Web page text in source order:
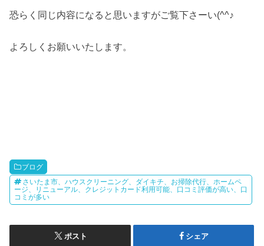
恐らく同じ内容になると思いますがご覧下さーい(^^♪
よろしくお願いいたします。
ブログ
さいたま市、ハウスクリーニング、ダイキチ、お掃除代行、ホームペ
ージ、リニューアル、クレジットカード利用可能、口コミ評価が高い、口
コミが多い
ポスト シェア